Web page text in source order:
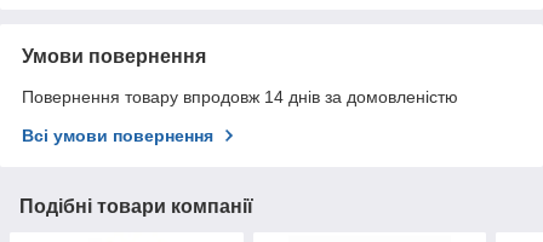
Умови повернення
Повернення товару впродовж 14 днів за домовленістю
Всі умови повернення
Подібні товари компанії